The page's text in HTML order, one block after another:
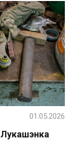
Лукашэнка
01.05.2026